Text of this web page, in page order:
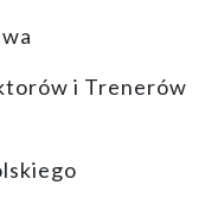
i Trenerów